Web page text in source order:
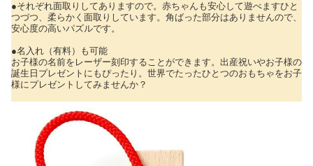
●それぞれ面取りしてありますので。赤ちゃんも安心して遊べますひと
つづつ、柔らかく面取りしています。角ばった部分はありませんので、
安心度の高いパズルです。
●名入れ（有料）も可能
お子様の名前をレーザー刻印することができます。出産祝いやお子様の
誕生日プレゼントにもぴったり。世界でたったひとつのおもちゃをお子
様にプレゼントしてみませんか？